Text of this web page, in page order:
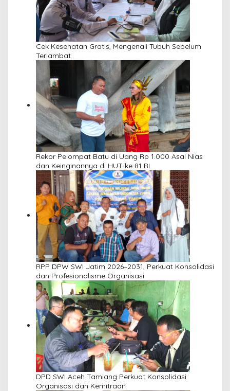
Cek Kesehatan Gratis, Mengenali Tubuh Sebelum
Terlambat
Rekor Pelompat Batu di Uang Rp 1.000 Asal Nias
dan Keinginannya di HUT ke 81 RI
RPP DPW SWI Jatim 2026–2031, Perkuat Konsolidasi
dan Profesionalisme Organisasi
DPD SWI Aceh Tamiang Perkuat Konsolidasi
Organisasi dan Kemitraan